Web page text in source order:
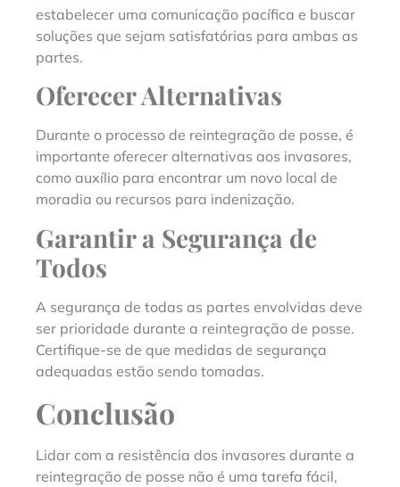
estabelecer uma comunicação pacífica e buscar
soluções que sejam satisfatórias para ambas as
partes.
Oferecer Alternativas
Durante o processo de reintegração de posse, é
importante oferecer alternativas aos invasores,
como auxílio para encontrar um novo local de
moradia ou recursos para indenização.
Garantir a Segurança de
Todos
A segurança de todas as partes envolvidas deve
ser prioridade durante a reintegração de posse.
Certifique-se de que medidas de segurança
adequadas estão sendo tomadas.
Conclusão
Lidar com a resistência dos invasores durante a
reintegração de posse não é uma tarefa fácil,